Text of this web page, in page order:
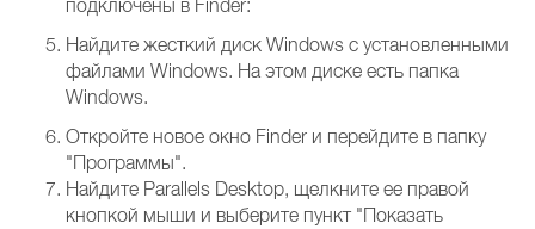
подключены в Finder:
Найдите жесткий диск Windows с установленными
файлами Windows. На этом диске есть папка
Windows.
Откройте новое окно Finder и перейдите в папку
"Программы".
Найдите Parallels Desktop, щелкните ее правой
кнопкой мыши и выберите пункт "Показать